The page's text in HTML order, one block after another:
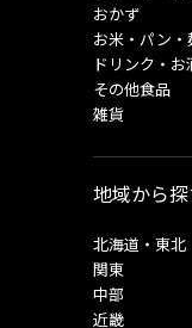
おかず
お米・パン・
ドリンク・お
その他食品
雑貨
地域から探
北海道・東北
関東
中部
近畿